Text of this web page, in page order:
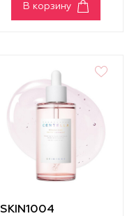
В корзину
SKIN1004